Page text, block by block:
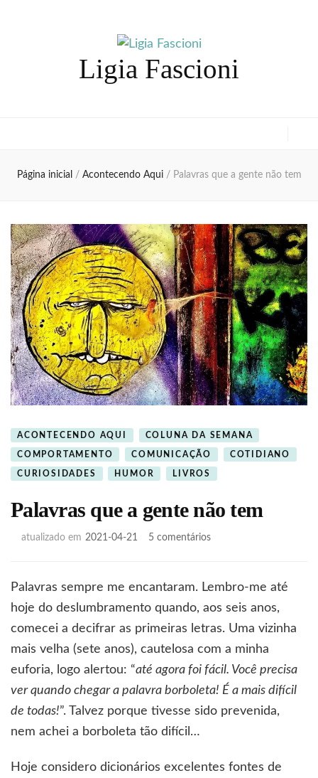
Ligia Fascioni
Página inicial / Acontecendo Aqui / Palavras que a gente não tem
ACONTECENDO AQUI COLUNA DA SEMANA
COMPORTAMENTO COMUNICAÇÃO COTIDIANO
CURIOSIDADES HUMOR LIVROS
Palavras que a gente não tem
atualizado em 2021-04-21 5 comentáriosem
não
tem
Palavras sempre me encantaram. Lembro-me até
hoje do deslumbramento quando, aos seis anos,
comecei a decifrar as primeiras letras. Uma vizinha
mais velha (sete anos), cautelosa com a minha
euforia, logo alertou: “até agora foi fácil. Você precisa
ver quando chegar a palavra borboleta! É a mais difícil
de todas!”. Talvez porque tivesse sido prevenida,
nem achei a borboleta tão difícil…
Hoje considero dicionários excelentes fontes de